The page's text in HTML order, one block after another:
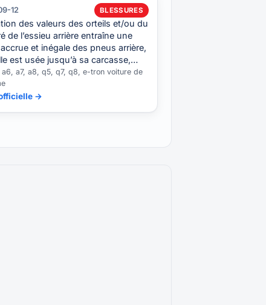
12 BLESSURES
des valeurs des orteils et/ou du
de l’essieu arrière entraîne une
et inégale des pneus arrière,
est usée jusqu’à sa carcasse,…
a7, a8, q5, q7, q8, e-tron voiture de
→